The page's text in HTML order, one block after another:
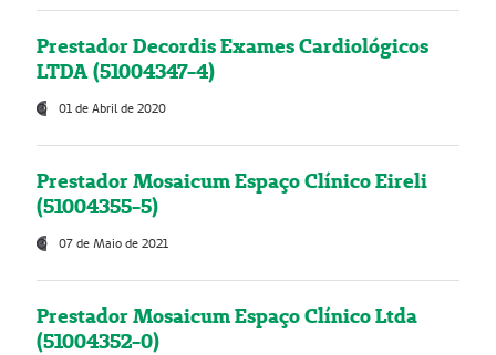
Prestador Decordis Exames Cardiológicos
LTDA (51004347-4)
01 de Abril de 2020
Prestador Mosaicum Espaço Clínico Eireli
(51004355-5)
07 de Maio de 2021
Prestador Mosaicum Espaço Clínico Ltda
(51004352-0)